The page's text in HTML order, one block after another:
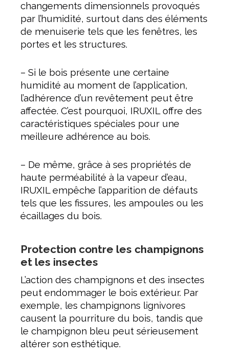
changements dimensionnels provoqués
par l’humidité, surtout dans des éléments
de menuiserie tels que les fenêtres, les
portes et les structures.
– Si le bois présente une certaine
humidité au moment de l’application,
l’adhérence d’un revêtement peut être
affectée. C’est pourquoi, IRUXIL offre des
caractéristiques spéciales pour une
meilleure adhérence au bois.
– De même, grâce à ses propriétés de
haute perméabilité à la vapeur d’eau,
IRUXIL empêche l’apparition de défauts
tels que les fissures, les ampoules ou les
écaillages du bois.
Protection contre les champignons
et les insectes
L’action des champignons et des insectes
peut endommager le bois extérieur. Par
exemple, les champignons lignivores
causent la pourriture du bois, tandis que
le champignon bleu peut sérieusement
altérer son esthétique.